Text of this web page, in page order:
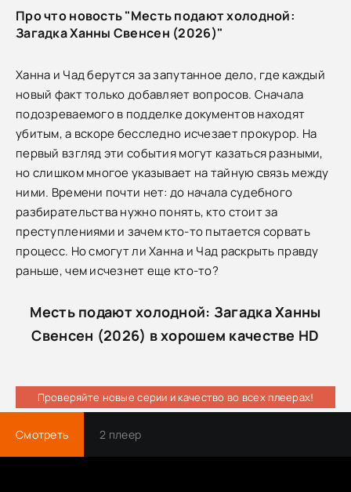
Про что новость "Месть подают холодной:
Загадка Ханны Свенсен (2026)"
Ханна и Чад берутся за запутанное дело, где каждый
новый факт только добавляет вопросов. Сначала
подозреваемого в подделке документов находят
убитым, а вскоре бесследно исчезает прокурор. На
первый взгляд эти события могут казаться разными,
но слишком многое указывает на тайную связь между
ними. Времени почти нет: до начала судебного
разбирательства нужно понять, кто стоит за
преступлениями и зачем кто-то пытается сорвать
процесс. Но смогут ли Ханна и Чад раскрыть правду
раньше, чем исчезнет еще кто-то?
Месть подают холодной: Загадка Ханны
Свенсен (2026) в хорошем качестве HD
Проверяйте новые серии и качество во всех плеерах!
Смотреть 2 плеер